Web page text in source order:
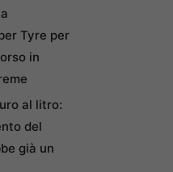
Tyre per
in
al litro:
del
già un